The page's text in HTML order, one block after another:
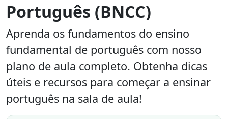
Português (BNCC)
Aprenda os fundamentos do ensino
fundamental de português com nosso
plano de aula completo. Obtenha dicas
úteis e recursos para começar a ensinar
português na sala de aula!